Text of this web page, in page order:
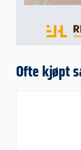
Ofte kjøpt